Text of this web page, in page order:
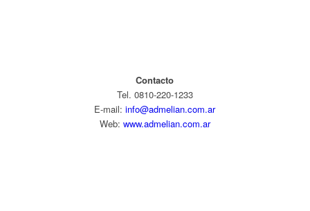
Contacto
Tel. 0810-220-1233
E-mail:info@admelian.com.ar
Web: www.admelian.com.ar